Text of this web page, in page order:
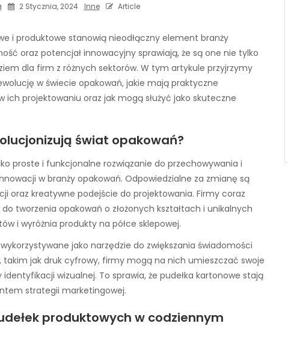
2 Stycznia, 2024 Inne Article
i produktowe stanowią nieodłączny element branży
oraz potencjał innowacyjny sprawiają, że są one nie tylko
dla firm z różnych sektorów. W tym artykule przyjrzymy
w świecie opakowań, jakie mają praktyczne
ich projektowaniu oraz jak mogą służyć jako skuteczne
świat opakowań?
proste i funkcjonalne rozwiązanie do przechowywania i
w branży opakowań. Odpowiedzialne za zmianę są
oraz kreatywne podejście do projektowania. Firmy coraz
tworzenia opakowań o złożonych kształtach i unikalnych
i wyróżnia produkty na półce sklepowej.
jako narzędzie do zwiększania świadomości
takim jak druk cyfrowy, firmy mogą na nich umieszczać swoje
wizualnej. To sprawia, że pudełka kartonowe stają
strategii marketingowej.
produktowych w codziennym